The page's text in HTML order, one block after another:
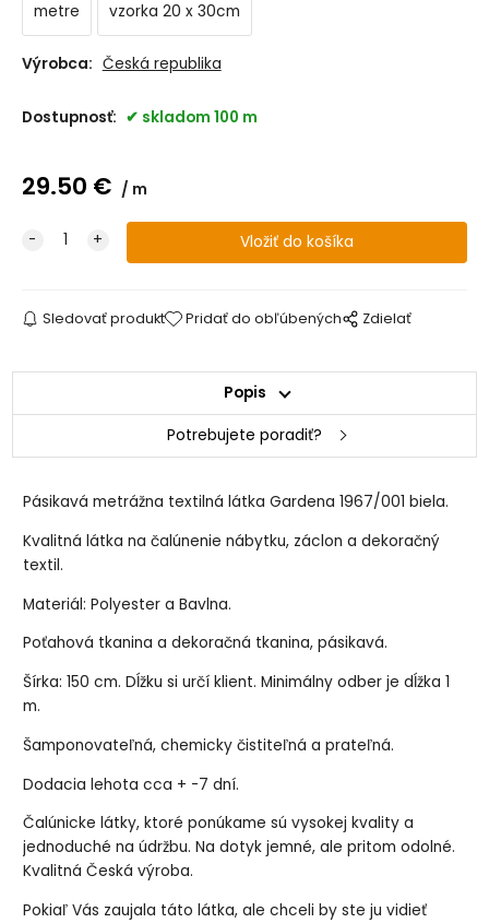
metre
vzorka 20 x 30cm
Výrobca: Česká republika
Dostupnosť: skladom 100 m
29.50 € m
Sledovať produkt Pridať do obľúbených Zdielať
Popis
Potrebujete poradiť?
Pásikavá metrážna textilná látka Gardena 1967/001 biela.
Kvalitná látka na čalúnenie nábytku, záclon a dekoračný
textil.
Materiál: Polyester a Bavlna.
Poťahová tkanina a dekoračná tkanina, pásikavá.
Šírka: 150 cm. Dĺžku si určí klient. Minimálny odber je dĺžka 1
m.
Šamponovateľná, chemicky čistiteľná a prateľná.
Dodacia lehota cca + -7 dní.
Čalúnicke látky, ktoré ponúkame sú vysokej kvality a
jednoduché na údržbu. Na dotyk jemné, ale pritom odolné.
Kvalitná Česká výroba.
Pokiaľ Vás zaujala táto látka, ale chceli by ste ju vidieť